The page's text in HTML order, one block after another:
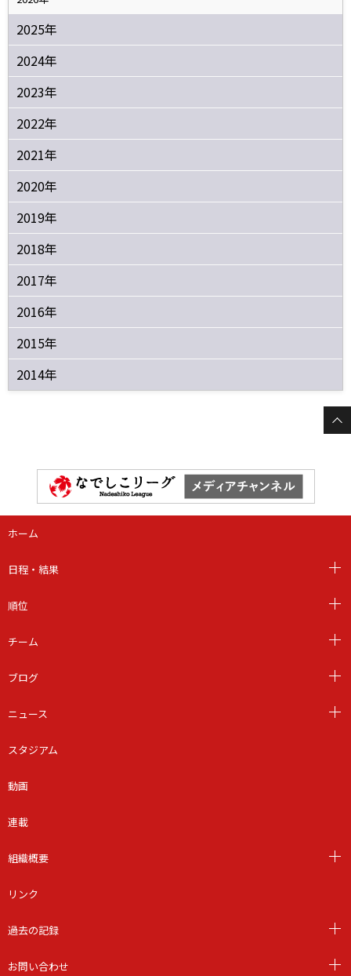
2025年
2024年
2023年
2022年
2021年
2020年
2019年
2018年
2017年
2016年
2015年
2014年
ホーム
日程・結果
順位
チーム
ブログ
ニュース
スタジアム
動画
連載
組織概要
リンク
過去の記録
お問い合わせ